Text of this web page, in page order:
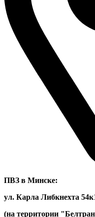
ПВЗ в Минске:
ул. Карла Либкнехта
(на территории